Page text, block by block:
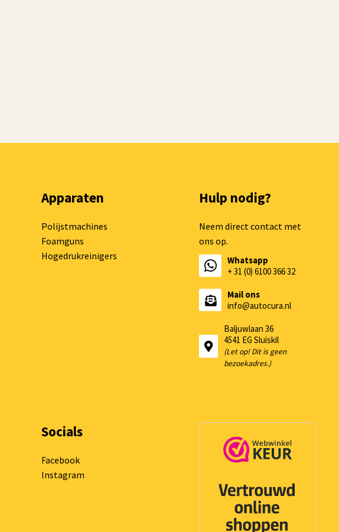
Apparaten
Polijstmachines
Foamguns
Hogedrukreinigers
Hulp nodig?
Neem direct contact met
ons op.
Whatsapp
+ 31 (0) 6100 366 32
Mail ons
info@autocura.nl
Baljuwlaan 36
4541 EG Sluiskil
(Let op! Dit is geen
bezoekadres.)
Socials
Facebook
Instagram